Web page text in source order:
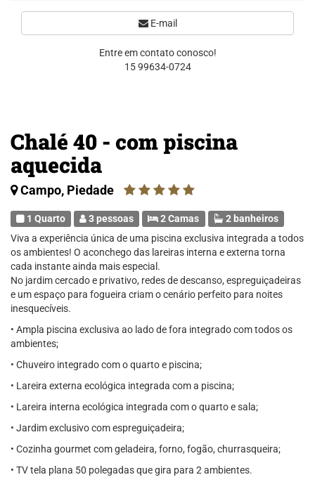
Chalé 40 - com piscina
aquecida
Campo, Piedade
1 Quarto 3 pessoas 2 Camas
2 banheiros
Viva a experiência única de uma piscina exclusiva integrada a todos
os ambientes! O aconchego das lareiras interna e externa torna
cada instante ainda mais especial.
No jardim cercado e privativo, redes de descanso, espreguiçadeiras
e um espaço para fogueira criam o cenário perfeito para noites
inesquecíveis.
• Ampla piscina exclusiva ao lado de fora integrado com todos os
ambientes;
• Chuveiro integrado com o quarto e piscina;
• Lareira externa ecológica integrada com a piscina;
• Lareira interna ecológica integrada com o quarto e sala;
• Jardim exclusivo com espreguiçadeira;
• Cozinha gourmet com geladeira, forno, fogão, churrasqueira;
• TV tela plana 50 polegadas que gira para 2 ambientes.
E-mail
Entre em contato conosco!
15 99634-0724